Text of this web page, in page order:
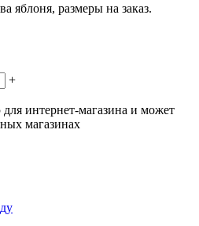
яблоня, размеры на заказ.
+
интернет-магазина и может
магазинах